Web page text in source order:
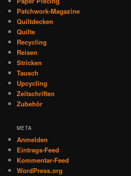
Patchwork-Magazine
Quiltdecken
Quilte
Recycling
Reisen
Stricken
Tausch
Upcycling
Zeitschriften
Zubehör
META
Anmelden
Eintrags-Feed
Kommentar-Feed
WordPress.org